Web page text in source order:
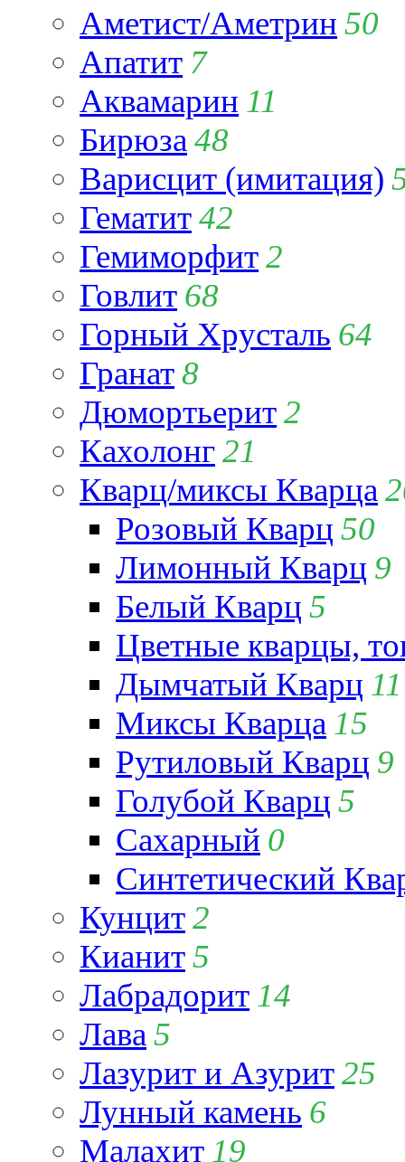
Аметист/Аметрин 50
Апатит 7
Аквамарин 11
Бирюза 48
Варисцит (имитация)
Гематит42
Гемиморфит2
Говлит 68
Горный Хрусталь 64
Гранат8
Дюмортьерит2
Кахолонг21
Кварц/миксы Кварца
Розовый Кварц 50
Лимонный Кварц 9
Белый Кварц 5
Цветные кварцы,
Дымчатый Кварц 11
Миксы Кварца 15
Рутиловый Кварц 9
Голубой Кварц 5
Сахарный 0
Синтетический
Кунцит2
Кианит5
Лабрадорит 14
Лава 5
Лазурит и Азурит25
Лунный камень 6
Малахит 19